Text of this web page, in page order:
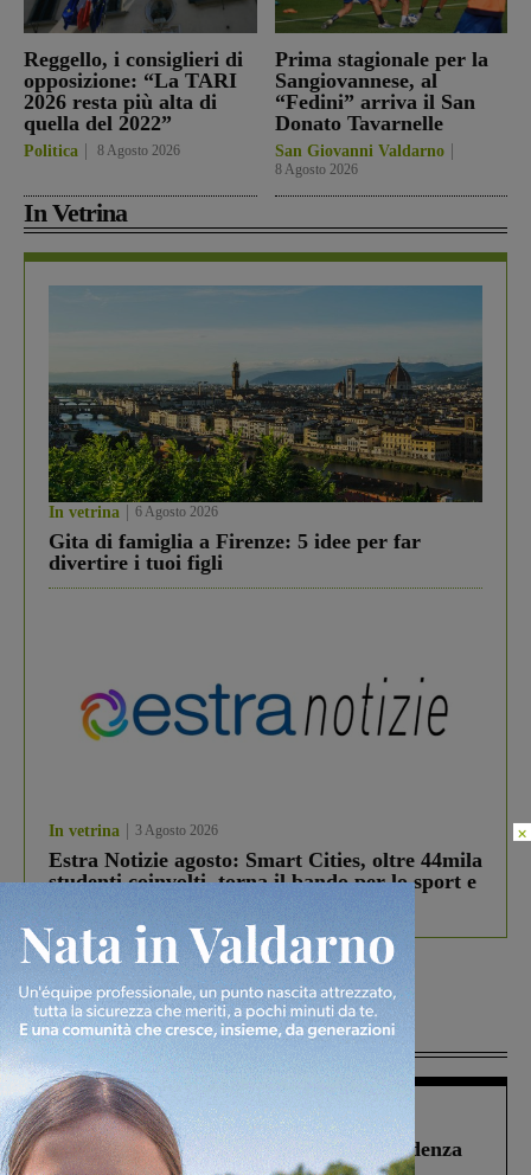
Reggello, i consiglieri di
opposizione: “La TARI
2026 resta più alta di
quella del 2022”
Politica 8 Agosto 2026
Prima stagionale per la
Sangiovannese, al
“Fedini” arriva il San
Donato Tavarnelle
San Giovanni Valdarno
8 Agosto 2026
In Vetrina
In vetrina 6 Agosto 2026
Gita di famiglia a Firenze: 5 idee per far
divertire i tuoi figli
In vetrina 3 Agosto 2026
Estra Notizie agosto: Smart Cities, oltre 44mila
studenti coinvolti, torna il bando per lo sport e
Più lette
Figline Incisa Valdarno 1 Agosto 2026
Piscina di Figline finanziata oltre la scadenza
×